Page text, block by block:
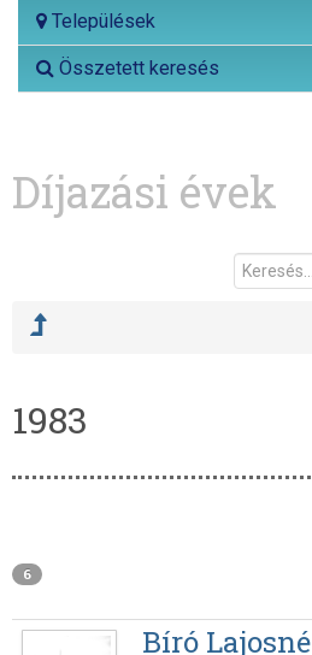
Települések
Összetett keresés
Díjazási évek
1983
6
Bíró Lajosné